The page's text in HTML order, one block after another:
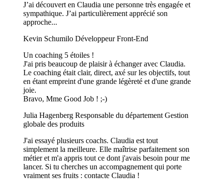
J’ai découvert en Claudia une personne très engagée et
sympathique. J’ai particulièrement apprécié son
approche...
Kevin Schumilo Développeur Front-End
Un coaching 5 étoiles !
J'ai pris beaucoup de plaisir à échanger avec Claudia.
Le coaching était clair, direct, axé sur les objectifs, tout
en étant empreint d'une grande légèreté et d'une grande
joie.
Bravo, Mme Good Job ! ;-)
Julia Hagenberg Responsable du département Gestion
globale des produits
J'ai essayé plusieurs coachs. Claudia est tout
simplement la meilleure. Elle maîtrise parfaitement son
métier et m'a appris tout ce dont j'avais besoin pour me
lancer. Si tu cherches un accompagnement qui porte
vraiment ses fruits : contacte Claudia !